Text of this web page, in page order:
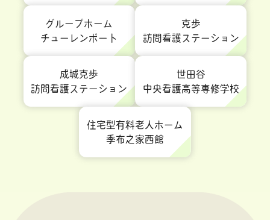
グループホーム
チューレンポート
克歩
訪問看護ステーション
成城克歩
訪問看護ステーション
世田谷
中央看護高等専修学校
住宅型有料老人ホーム
季布之家西館